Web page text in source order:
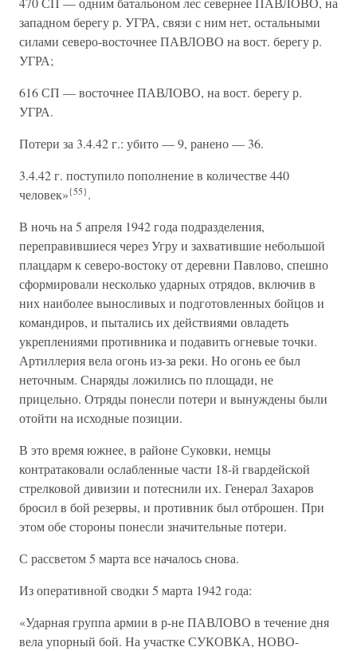
западном берегу р. УГРА, связи с ним нет, остальными
силами северо-восточнее ПАВЛОВО на вост. берегу р.
УГРА;
616 СП — восточнее ПАВЛОВО, на вост. берегу р.
УГРА.
Потери за 3.4.42 г.: убито — 9, ранено — 36.
3.4.42 г. поступило пополнение в количестве 440
человек»{55}.
В ночь на 5 апреля 1942 года подразделения,
переправившиеся через Угру и захватившие небольшой
плацдарм к северо-востоку от деревни Павлово, спешно
сформировали несколько ударных отрядов, включив в
них наиболее выносливых и подготовленных бойцов и
командиров, и пытались их действиями овладеть
укреплениями противника и подавить огневые точки.
Артиллерия вела огонь из-за реки. Но огонь ее был
неточным. Снаряды ложились по площади, не
прицельно. Отряды понесли потери и вынуждены были
отойти на исходные позиции.
В это время южнее, в районе Суковки, немцы
контратаковали ослабленные части 18-й гвардейской
стрелковой дивизии и потеснили их. Генерал Захаров
бросил в бой резервы, и противник был отброшен. При
этом обе стороны понесли значительные потери.
С рассветом 5 марта все началось снова.
Из оперативной сводки 5 марта 1942 года:
«Ударная группа армии в р-не ПАВЛОВО в течение дня
вела упорный бой. На участке СУКОВКА, НОВО-